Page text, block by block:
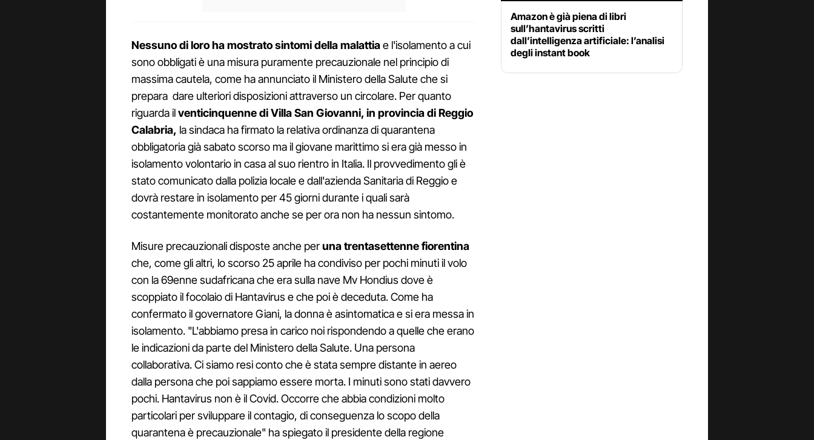
Nessuno di loro ha mostrato sintomi della malattiae l'isolamento a cui
sono obbligati è una misura puramente precauzionale nel principio di
massima cautela, come ha annunciato il Ministero della Salute che si
prepara dare ulteriori disposizioni attraverso un circolare. Per quanto
riguarda ilventicinquenne di Villa San Giovanni, in provincia di Reggio
Calabria, la sindaca ha firmato la relativa ordinanza di quarantena
obbligatoria già sabato scorso ma il giovane marittimo si era già messo in
isolamento volontario in casa al suo rientro in Italia. Il provvedimento gli è
stato comunicato dalla polizia locale e dall'azienda Sanitaria di Reggio e
dovrà restare in isolamento per 45 giorni durante i quali sarà
costantemente monitorato anche se per ora non ha nessun sintomo.
Misure precauzionali disposte anche peruna trentasettenne fiorentina
che, come gli altri, lo scorso 25 aprile ha condiviso per pochi minuti il volo
con la 69enne sudafricana che era sulla nave Mv Hondius dove è
scoppiato il focolaio di Hantavirus e che poi è deceduta. Come ha
confermato il governatore Giani, la donna è asintomatica e si era messa in
isolamento. "L'abbiamo presa in carico noi rispondendo a quelle che erano
le indicazioni da parte del Ministero della Salute. Una persona
collaborativa. Ci siamo resi conto che è stata sempre distante in aereo
dalla persona che poi sappiamo essere morta. I minuti sono stati davvero
pochi. Hantavirus non è il Covid. Occorre che abbia condizioni molto
particolari per sviluppare il contagio, di conseguenza lo scopo della
quarantena è precauzionale" ha spiegato il presidente della regione
Amazon è già piena di libri
sull’hantavirus scritti
dall’intelligenza artificiale: l’analisi
degli instant book